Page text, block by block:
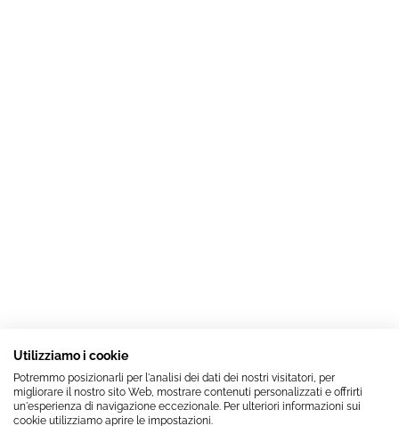
Utilizziamo i cookie
Potremmo posizionarli per l'analisi dei dati dei nostri visitatori, per
migliorare il nostro sito Web, mostrare contenuti personalizzati e offrirti
un'esperienza di navigazione eccezionale. Per ulteriori informazioni sui
cookie utilizziamo aprire le impostazioni.